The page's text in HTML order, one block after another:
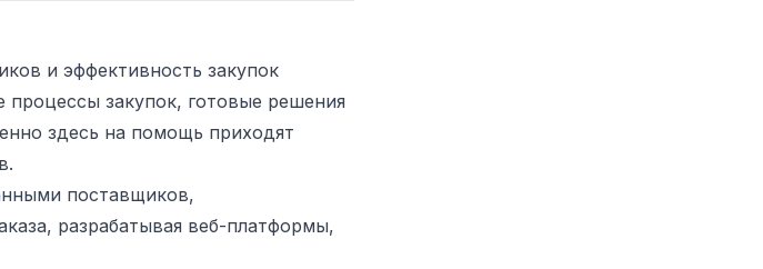
и эффективность закупок
закупок, готовые решения
здесь на помощь приходят
поставщиков,
разрабатывая веб-платформы,